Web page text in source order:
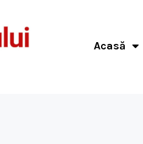
Acasă